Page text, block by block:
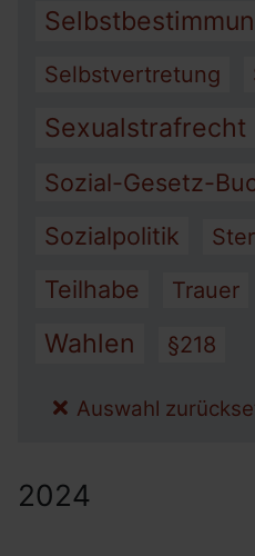
Selbstvertretung
Sexualstrafrecht
Sozial-Gesetz-
Sozialpolitik
Teilhabe Trauer
Wahlen §218
Auswahl
2024